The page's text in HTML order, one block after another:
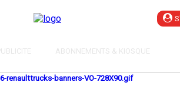
ABONNEMENTS & KIOSQUE